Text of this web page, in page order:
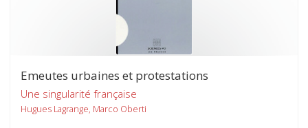
Emeutes urbaines et protestations
Une singularité française
Hugues Lagrange, Marco Oberti